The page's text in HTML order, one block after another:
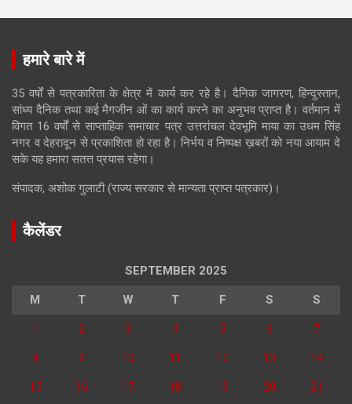
हमारे बारे में
35 वर्षों से पत्रकारिता के क्षेत्र में कार्य कर रहे है। दैनिक जागरण, हिन्दुस्तान,
सांध्य दैनिक तथा कई मैगजीन ओं का कार्य करने का अनुभव प्राप्त है। वर्तमान में
विगत 16 वर्षों से साप्ताहिक समाचार पत्र उत्तरांचल देवभूमि माया का उधम सिंह
नगर व देहरादून से प्रकाशिता हो रहा है। निर्भय व निष्पक्ष ख़बरों को नया आयाम दे
सके यह हमारा सतत्त प्रयास रहेगा।
संपादक, अशोक गुलाटी (राज्य सरकार से मान्यता प्राप्त पत्रकार)।
कैलेंडर
SEPTEMBER 2025
M T W T F S S
1 2 3 4 5 6 7
8 9 10 11 12 13 14
15 16 17 18 19 20 21